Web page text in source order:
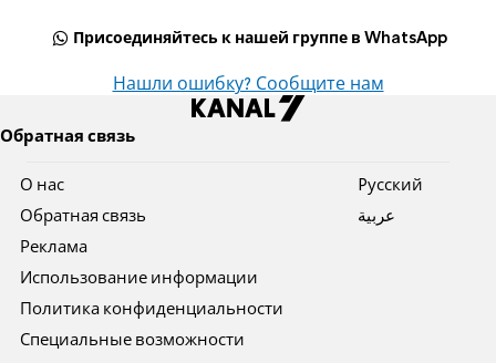
Присоединяйтесь к нашей группе в WhatsApp
Нашли ошибку? Сообщите нам
Обратная связь
О нас
Обратная связь
Реклама
Использование информации
Политика конфиденциальности
Специальные возможности
Pусский
عربية